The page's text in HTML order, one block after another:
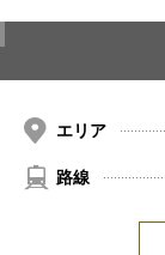
エリア
路線